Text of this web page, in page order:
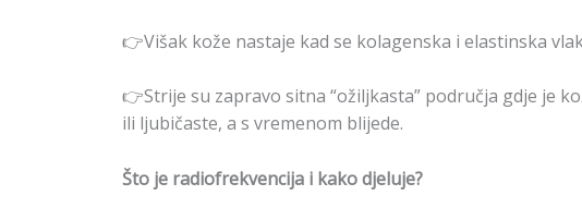
👉Višak kože nastaje kad se kolagenska i elastinska
👉Strije su zapravo sitna “ožiljkasta” područja gdje je
ili ljubičaste, a s vremenom blijede.
Što je radiofrekvencija i kako djeluje?